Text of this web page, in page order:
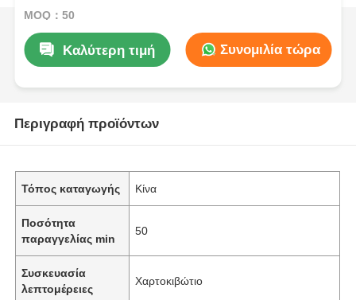
MOQ：50
Καλύτερη τιμή Συνομιλία τώρα
Περιγραφή προϊόντων
Τόπος καταγωγής Κίνα
Ποσότητα
παραγγελίας min
50
Συσκευασία
λεπτομέρειες
Χαρτοκιβώτιο